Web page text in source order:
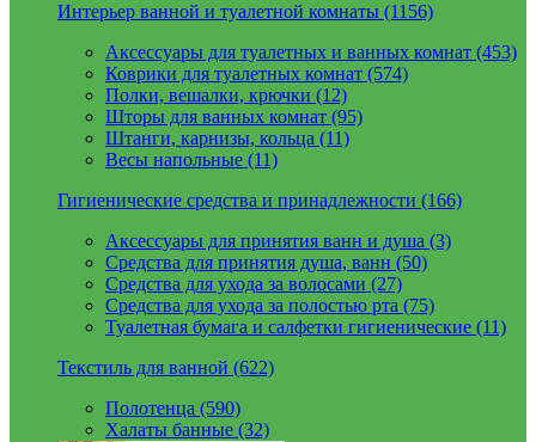
Интерьер ванной и туалетной комнаты (1156)
Аксессуары для туалетных и ванных комнат (453)
Коврики для туалетных комнат (574)
Полки, вешалки, крючки (12)
Шторы для ванных комнат (95)
Штанги, карнизы, кольца (11)
Весы напольные (11)
Гигиенические средства и принадлежности (166)
Аксессуары для принятия ванн и душа (3)
Средства для принятия душа, ванн (50)
Средства для ухода за волосами (27)
Средства для ухода за полостью рта (75)
Туалетная бумага и салфетки гигиенические (11)
Текстиль для ванной (622)
Полотенца (590)
Халаты банные (32)